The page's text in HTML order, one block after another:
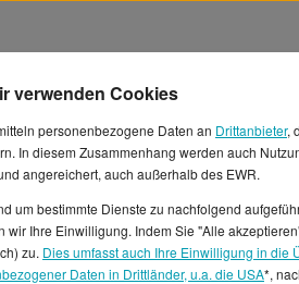
verwenden Cookies
personenbezogene Daten an Drittanbieter,
In diesem Zusammenhang werden auch
angereichert, auch außerhalb des EWR.
um bestimmte Dienste zu nachfolgend
wir Ihre Einwilligung. Indem Sie "Alle
zu. Dies umfasst auch Ihre Einwilligung in die
Daten in Drittländer, u.a. die USA*,